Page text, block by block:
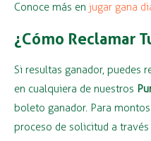
Conoce más en jugar gana
¿Cómo Reclamar
Si resultas ganador, puedes
en cualquiera de nuestros
boleto ganador. Para
proceso de solicitud a